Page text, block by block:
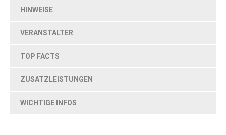
HINWEISE
VERANSTALTER
TOP FACTS
ZUSATZLEISTUNGEN
WICHTIGE INFOS